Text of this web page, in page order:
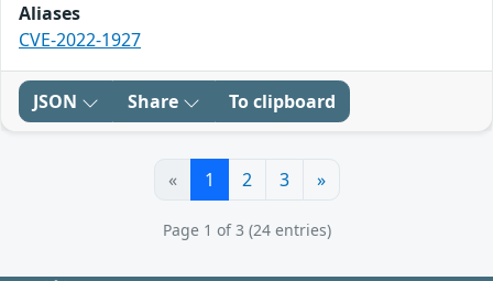
Aliases
CVE-2022-1927
JSON Share To clipboard
« 1 2 3 »
Page 1 of 3 (24 entries)